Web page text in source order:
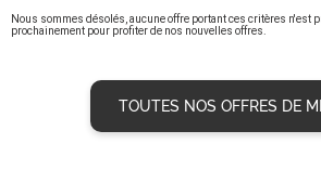
Nous sommes désolés, aucune offre portant ces critères n'est
prochainement pour profiter de nos nouvelles offres.
TOUTES NOS OFFRES DE